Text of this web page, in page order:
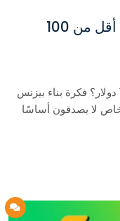
كيف أبدأ بيزنس أونلاين بميزانية أقل من 100
كيف أبدأ بيزنس أونلاين بميزانية أقل من 100 دولار؟ فكرة بناء بيزنس
لا يصدقون أساسًا